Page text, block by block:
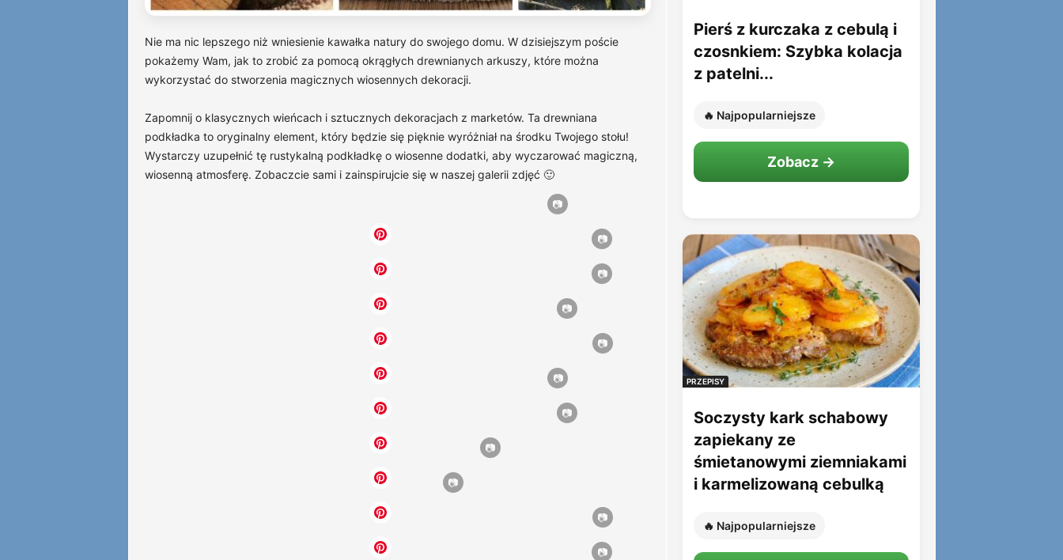
Nie ma nic lepszego niż wniesienie kawałka natury do swojego domu. W dzisiejszym poście
pokażemy Wam, jak to zrobić za pomocą okrągłych drewnianych arkuszy, które można
wykorzystać do stworzenia magicznych wiosennych dekoracji.
Zapomnij o klasycznych wieńcach i sztucznych dekoracjach z marketów. Ta drewniana
podkładka to oryginalny element, który będzie się pięknie wyróżniał na środku Twojego stołu!
Wystarczy uzupełnić tę rustykalną podkładkę o wiosenne dodatki, aby wyczarować magiczną,
wiosenną atmosferę. Zobaczcie sami i zainspirujcie się w naszej galerii zdjęć 🙂
Pierś z kurczaka z cebulą i
czosnkiem: Szybka kolacja
z patelni...
🔥 Najpopularniejsze
Zobacz →
PRZEPISY
Soczysty kark schabowy
zapiekany ze
śmietanowymi ziemniakami
i karmelizowaną cebulką
🔥 Najpopularniejsze